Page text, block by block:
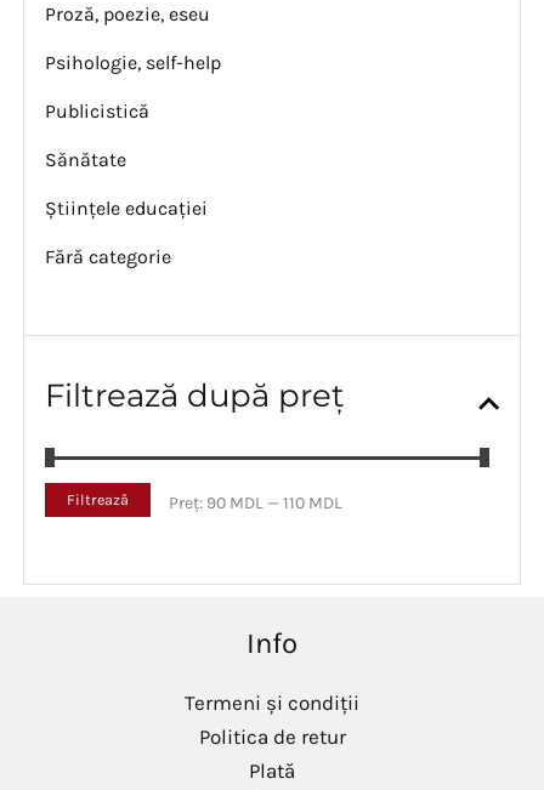
Proză, poezie, eseu
Psihologie, self-help
Publicistică
Sănătate
Științele educației
Fără categorie
Filtrează după preț
m
m
Filtrează Preț: 90 MDL —110 MDL
Info
Termeni și condiții
Politica de retur
Plată